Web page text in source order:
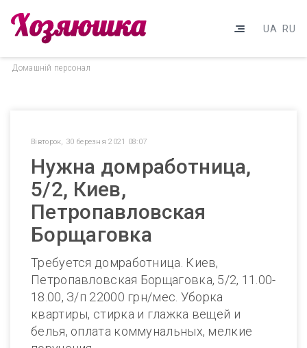
UA RU
Домашнiй персонал
Вівторок, 30 березня 2021 08:07
Нужна домработница,
5/2, Киев,
Петропавловская
Борщаговка
Требуется домработница. Киев,
Петропавловская Борщаговка, 5/2, 11.00-
18.00, З/п 22000 грн/мес. Уборка
квартиры, стирка и глажка вещей и
белья, оплата коммунальных, мелкие